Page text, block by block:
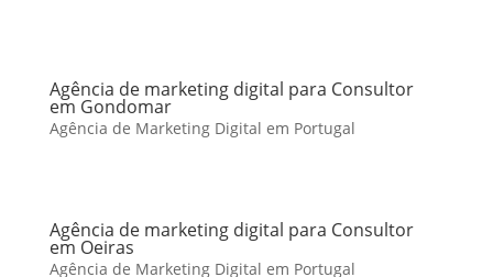
Agência de marketing digital para Consultor
em Gondomar
Agência de Marketing Digital em Portugal
Agência de marketing digital para Consultor
em Oeiras
Agência de Marketing Digital em Portugal